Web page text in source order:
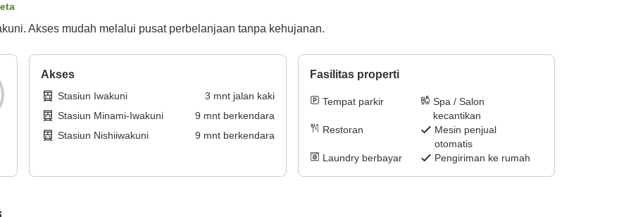
Akses mudah melalui pusat perbelanjaan tanpa kehujanan.
Akses
Stasiun Iwakuni 3 mnt jalan kaki
Stasiun Minami-Iwakuni
9 mnt berkendara
Stasiun Nishiiwakuni
9 mnt berkendara
Fasilitas properti
Tempat parkir
Spa / Salon
kecantikan
Restoran
Mesin penjual
otomatis
Laundry berbayar
Pengiriman ke rumah